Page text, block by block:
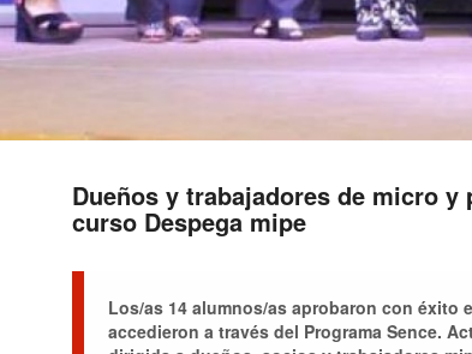
Dueños y trabajadores de micro y
curso Despega mipe
Los/as 14 alumnos/as aprobaron con
accedieron a través del Programa Sence.